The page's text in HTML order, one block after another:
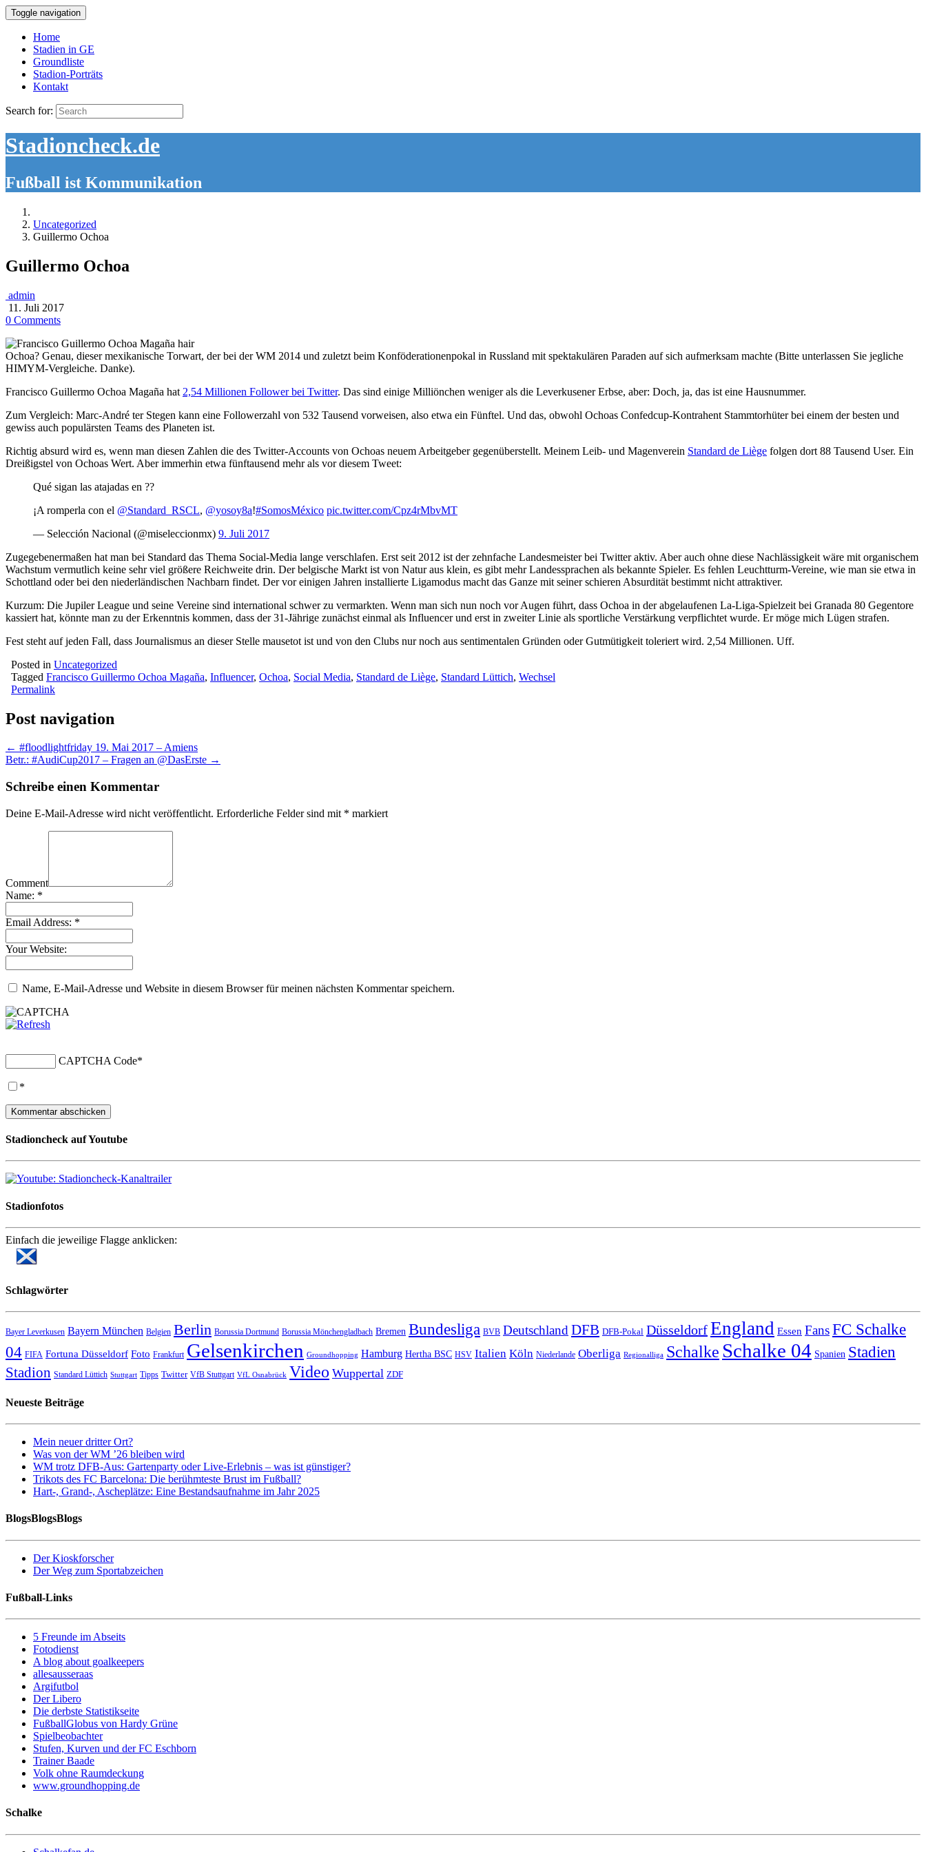
Toggle navigation
Home
Stadien in GE
Groundliste
Stadion-Porträts
Kontakt
Search for:
Stadioncheck.de
Fußball ist Kommunikation
Uncategorized
Guillermo Ochoa
Guillermo Ochoa
admin
11. Juli 2017
0 Comments
Ochoa? Genau, dieser mexikanische Torwart, der bei der WM 2014 und zuletzt beim Konföderationenpokal in Russland mit spektakulären Paraden auf sich aufmerksam machte (Bitte unterlassen Sie jegliche
HIMYM-Vergleiche. Danke).
Francisco Guillermo Ochoa Magaña hat 2,54 Millionen Follower bei Twitter. Das sind einige Milliönchen weniger als die Leverkusener Erbse, aber: Doch, ja, das ist eine Hausnummer.
Zum Vergleich: Marc-André ter Stegen kann eine Followerzahl von 532 Tausend vorweisen, also etwa ein Fünftel. Und das, obwohl Ochoas Confedcup-Kontrahent Stammtorhüter bei einem der besten und
gewiss auch populärsten Teams des Planeten ist.
Richtig absurd wird es, wenn man diesen Zahlen die des Twitter-Accounts von Ochoas neuem Arbeitgeber gegenüberstellt. Meinem Leib- und Magenverein Standard de Liège folgen dort 88 Tausend User. Ein
Dreißigstel von Ochoas Wert. Aber immerhin etwa fünftausend mehr als vor diesem Tweet:
Qué sigan las atajadas en ??
¡A romperla con el @Standard_RSCL, @yosoy8a!#SomosMéxico pic.twitter.com/Cpz4rMbvMT
— Selección Nacional (@miseleccionmx) 9. Juli 2017
Zugegebenermaßen hat man bei Standard das Thema Social-Media lange verschlafen. Erst seit 2012 ist der zehnfache Landesmeister bei Twitter aktiv. Aber auch ohne diese Nachlässigkeit wäre mit organischem
Wachstum vermutlich keine sehr viel größere Reichweite drin. Der belgische Markt ist von Natur aus klein, es gibt mehr Landessprachen als bekannte Spieler. Es fehlen Leuchtturm-Vereine, wie man sie etwa in
Schottland oder bei den niederländischen Nachbarn findet. Der vor einigen Jahren installierte Ligamodus macht das Ganze mit seiner schieren Absurdität bestimmt nicht attraktiver.
Kurzum: Die Jupiler League und seine Vereine sind international schwer zu vermarkten. Wenn man sich nun noch vor Augen führt, dass Ochoa in der abgelaufenen La-Liga-Spielzeit bei Granada 80 Gegentore
kassiert hat, könnte man zu der Erkenntnis kommen, dass der 31-Jährige zunächst einmal als Influencer und erst in zweiter Linie als sportliche Verstärkung verpflichtet wurde. Er möge mich Lügen strafen.
Fest steht auf jeden Fall, dass Journalismus an dieser Stelle mausetot ist und von den Clubs nur noch aus sentimentalen Gründen oder Gutmütigkeit toleriert wird. 2,54 Millionen. Uff.
Posted in Uncategorized
Tagged Francisco Guillermo Ochoa Magaña, Influencer, Ochoa, Social Media, Standard de Liège, Standard Lüttich, Wechsel
Permalink
Post navigation
← #floodlightfriday 19. Mai 2017 – Amiens
Betr.: #AudiCup2017 – Fragen an @DasErste →
Schreibe einen Kommentar
Deine E-Mail-Adresse wird nicht veröffentlicht. Erforderliche Felder sind mit * markiert
Comment
Name: *
Email Address: *
Your Website:
Name, E-Mail-Adresse und Website in diesem Browser für meinen nächsten Kommentar speichern.
CAPTCHA Code*
*
Stadioncheck auf Youtube
Stadionfotos
Einfach die jeweilige Flagge anklicken:
Schlagwörter
Bayer Leverkusen Bayern München Belgien Berlin Borussia Dortmund Borussia Mönchengladbach Bremen Bundesliga BVB DeutschlandDFB DFB-Pokal DüsseldorfEngland Essen FansFC Schalke
04 FIFA Fortuna Düsseldorf Foto Frankfurt Gelsenkirchen Groundhopping Hamburg Hertha BSC HSV Italien Köln Niederlande Oberliga Regionalliga Schalke Schalke 04 Spanien Stadien
Stadion Standard Lüttich Stuttgart Tipps Twitter VfB Stuttgart VfL Osnabrück Video Wuppertal ZDF
Neueste Beiträge
Mein neuer dritter Ort?
Was von der WM ’26 bleiben wird
WM trotz DFB-Aus: Gartenparty oder Live-Erlebnis – was ist günstiger?
Trikots des FC Barcelona: Die berühmteste Brust im Fußball?
Hart-, Grand-, Ascheplätze: Eine Bestandsaufnahme im Jahr 2025
BlogsBlogsBlogs
Der Kioskforscher
Der Weg zum Sportabzeichen
Fußball-Links
5 Freunde im Abseits
Fotodienst
A blog about goalkeepers
allesausseraas
Argifutbol
Der Libero
Die derbste Statistikseite
FußballGlobus von Hardy Grüne
Spielbeobachter
Stufen, Kurven und der FC Eschborn
Trainer Baade
Volk ohne Raumdeckung
www.groundhopping.de
Schalke